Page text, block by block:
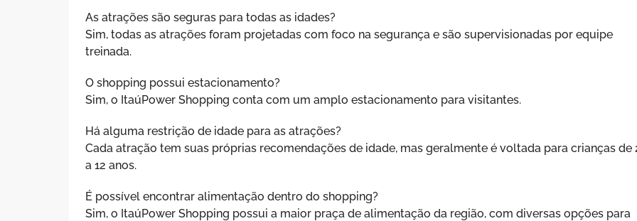
As atrações são seguras para todas as idades?
Sim, todas as atrações foram projetadas com foco na segurança e são supervisionadas por equipe
treinada.
O shopping possui estacionamento?
Sim, o ItaúPower Shopping conta com um amplo estacionamento para visitantes.
Há alguma restrição de idade para as atrações?
Cada atração tem suas próprias recomendações de idade, mas geralmente é voltada para crianças de
a 12 anos.
É possível encontrar alimentação dentro do shopping?
Sim, o ItaúPower Shopping possui a maior praça de alimentação da região, com diversas opções para